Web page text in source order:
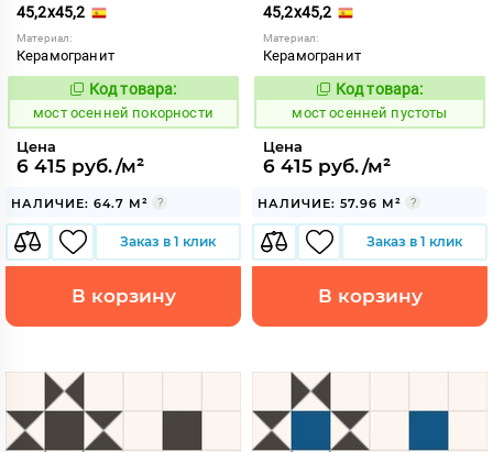
45,2x45,2
Материал:
Керамогранит
1024072
Код товара:
мост осенней покорности
Цена
6 415 руб./м²
НАЛИЧИЕ: 64.7 М²
Заказ в 1 клик
В корзину
45,2x45,2
Материал:
Керамогранит
1024074
Код товара:
мост осенней пустоты
Цена
6 415 руб./м²
НАЛИЧИЕ: 57.96 М²
Заказ в 1 клик
В корзину